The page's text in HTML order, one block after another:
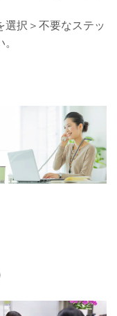
択＞不要なステッ